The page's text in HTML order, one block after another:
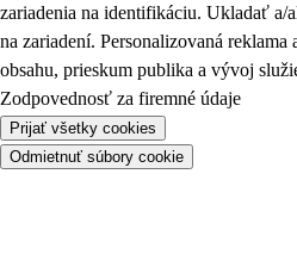
zariadenia na identifikáciu. Ukladať a/
na zariadení. Personalizovaná reklama
obsahu, prieskum publika a vývoj
Zodpovednosť za firemné údaje
Prijať všetky cookies
Odmietnuť súbory cookie